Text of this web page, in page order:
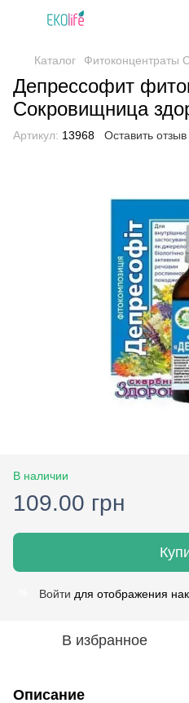
Каталог Фитоконцентраты
Депрессофит
Сокровищница
Артикул: 13968 Оставить отзыв
В наличии
109.00 грн
Войти для отображения
В избранное
Описание